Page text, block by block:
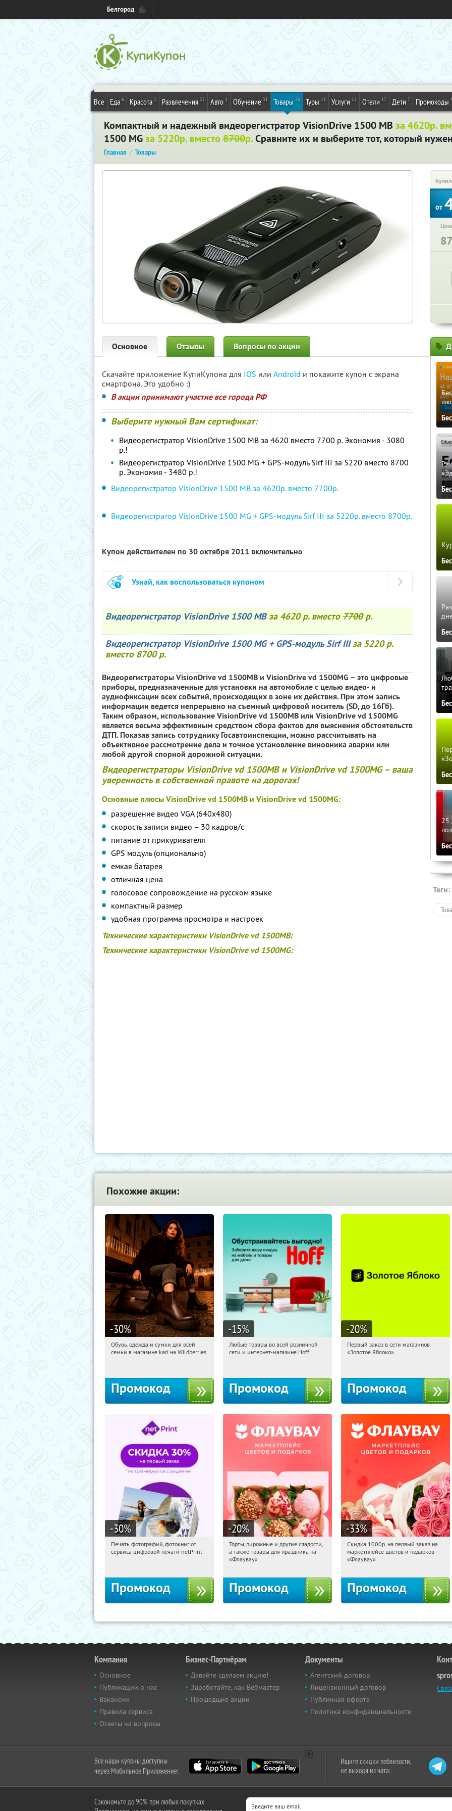
Белгород
Все Еда 6 Красота 1 Развлечения 25 Авто 1 Обучение 31 Товары 26 Туры 13 Услуги 12 Отели 17 Дети 7 Промокоды
Компактный и надежный видеорегистратор VisionDrive 1500 MB за 4620р.
1500 MGза 5220р. вместо 8700р.Сравните их и выберите тот, который
Главная Товары
от
Основное Отзывы Вопросы по акции
Скачайте приложение КупиКупона для IOS или Android и покажите купон с экрана
смартфона. Это удобно :)
В акции принимают участие все города РФ
Выберите нужный Вам сертификат:
Видеорегистратор VisionDrive 1500 MB за 4620 вместо 7700 р. Экономия - 3080
р.!
Видеорегистратор VisionDrive 1500 MG + GPS-модуль Sirf III за 5220 вместо 8700
р. Экономия - 3480 р.!
Видеорегистратор VisionDrive 1500 MB за 4620р. вместо 7700р.
Видеорегистратор VisionDrive 1500 MG + GPS-модуль Sirf III за 5220р. вместо 8700р.
Купон действителен по 30 октября 2011 включительно
Узнай, как воспользоваться купоном
Видеорегистратор VisionDrive 1500 MBза 4620 р. вместо7700р.
Видеорегистратор VisionDrive 1500 MG + GPS-модуль Sirf IIIза 5220 р.
вместо 8700 р.
Видеорегистраторы VisionDrive vd 1500MB и VisionDrive vd 1500MG – это цифровые
приборы, предназначенные для установки на автомобиле с целью видео- и
аудиофиксации всех событий, происходящих в зоне их действия. При этом запись
информации ведется непрерывно на съемный цифровой носитель (SD, до 16Гб).
Таким образом, использование VisionDrive vd 1500MB или VisionDrive vd 1500MG
является весьма эффективным средством сбора фактов для выяснения обстоятельств
ДТП. Показав запись сотруднику Госавтоинспекции, можно рассчитывать на
объективное рассмотрение дела и точное установление виновника аварии или
любой другой спорной дорожной ситуации.
Видеорегистраторы VisionDrive vd 1500MB и VisionDrive vd 1500MG – ваша
уверенность в собственной правоте на дорогах!
Основные плюсы VisionDrive vd 1500MB и VisionDrive vd 1500MG:
разрешение видео VGA (640х480)
скорость записи видео – 30 кадров/с
питание от прикуривателя
GPS модуль (опционально)
емкая батарея
отличная цена
голосовое сопровождение на русском языке
компактный размер
удобная программа просмотра и настроек
Технические характеристики VisionDrive vd 1500MB:
Технические характеристики VisionDrive vd 1500MG:
25
Теги:
Похожие акции:
-30%
08:33:49 Получили:
Обувь, одежда и сумки для всей
семьи в магазине kari на Wildberries
Промокод
-15%
08:33:49 Получили:
Любые товары во всей розничной
сети и интернет-магазине Hoff
Промокод
-20%
08:33:49
Получи первым!
Первый заказ в сети магазинов
«Золотое Яблоко»
Промокод
-30%
08:33:49 Получили:
Печать фотографий, фотокниг от
сервиса цифровой печати netPrint
Промокод
-20%
08:33:49 Получили:
Россия
Торты, пирожные и другие сладости,
а также товары для праздника на
«Флаувау»
Промокод
-33%
08:33:49 Получили:
Россия
Скидка 1000р. на первый заказ на
маркетплейсе цветов и подарков
«Флаувау»
Промокод
Компания
Основное
Публикации о нас
Вакансии
Правила сервиса
Ответы на вопросы
Бизнес-Партнёрам
Давайте сделаем акцию!
Заработайте, как Вебмастер
Прошедшие акции
Документы
Агентский договор
Лицензионный договор
Публичная оферта
Политика конфиденциальности
Все наши купоны доступны
через Мобильное Приложение:
Ищите скидки поблизости,
не выходя из чата:
Сэкономьте до 90% при любых покупках